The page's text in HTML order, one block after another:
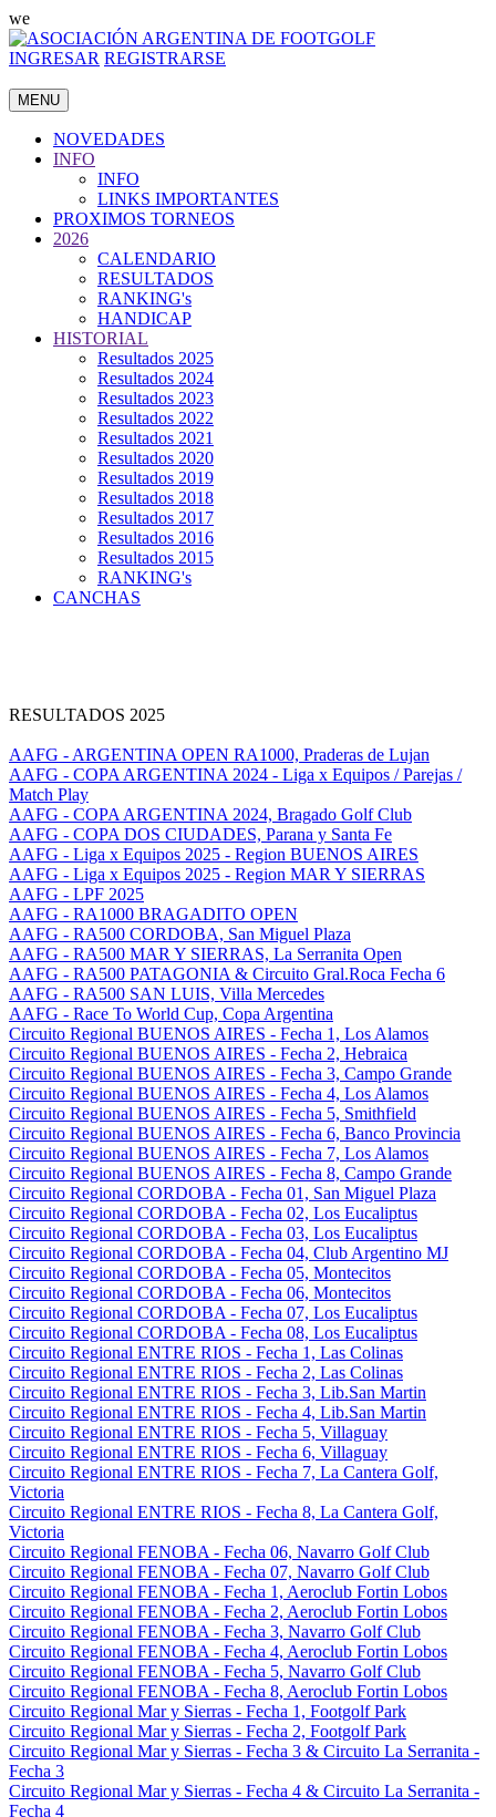
we
INGRESAR REGISTRARSE
MENU
NOVEDADES
INFO
INFO
LINKS IMPORTANTES
PROXIMOS TORNEOS
2026
CALENDARIO
RESULTADOS
RANKING's
HANDICAP
HISTORIAL
Resultados 2025
Resultados 2024
Resultados 2023
Resultados 2022
Resultados 2021
Resultados 2020
Resultados 2019
Resultados 2018
Resultados 2017
Resultados 2016
Resultados 2015
RANKING's
CANCHAS
RESULTADOS 2025
AAFG - ARGENTINA OPEN RA1000, Praderas de Lujan
AAFG - COPA ARGENTINA 2024 - Liga x Equipos / Parejas /
Match Play
AAFG - COPA ARGENTINA 2024, Bragado Golf Club
AAFG - COPA DOS CIUDADES, Parana y Santa Fe
AAFG - Liga x Equipos 2025 - Region BUENOS AIRES
AAFG - Liga x Equipos 2025 - Region MAR Y SIERRAS
AAFG - LPF 2025
AAFG - RA1000 BRAGADITO OPEN
AAFG - RA500 CORDOBA, San Miguel Plaza
AAFG - RA500 MAR Y SIERRAS, La Serranita Open
AAFG - RA500 PATAGONIA & Circuito Gral.Roca Fecha 6
AAFG - RA500 SAN LUIS, Villa Mercedes
AAFG - Race To World Cup, Copa Argentina
Circuito Regional BUENOS AIRES - Fecha 1, Los Alamos
Circuito Regional BUENOS AIRES - Fecha 2, Hebraica
Circuito Regional BUENOS AIRES - Fecha 3, Campo Grande
Circuito Regional BUENOS AIRES - Fecha 4, Los Alamos
Circuito Regional BUENOS AIRES - Fecha 5, Smithfield
Circuito Regional BUENOS AIRES - Fecha 6, Banco Provincia
Circuito Regional BUENOS AIRES - Fecha 7, Los Alamos
Circuito Regional BUENOS AIRES - Fecha 8, Campo Grande
Circuito Regional CORDOBA - Fecha 01, San Miguel Plaza
Circuito Regional CORDOBA - Fecha 02, Los Eucaliptus
Circuito Regional CORDOBA - Fecha 03, Los Eucaliptus
Circuito Regional CORDOBA - Fecha 04, Club Argentino MJ
Circuito Regional CORDOBA - Fecha 05, Montecitos
Circuito Regional CORDOBA - Fecha 06, Montecitos
Circuito Regional CORDOBA - Fecha 07, Los Eucaliptus
Circuito Regional CORDOBA - Fecha 08, Los Eucaliptus
Circuito Regional ENTRE RIOS - Fecha 1, Las Colinas
Circuito Regional ENTRE RIOS - Fecha 2, Las Colinas
Circuito Regional ENTRE RIOS - Fecha 3, Lib.San Martin
Circuito Regional ENTRE RIOS - Fecha 4, Lib.San Martin
Circuito Regional ENTRE RIOS - Fecha 5, Villaguay
Circuito Regional ENTRE RIOS - Fecha 6, Villaguay
Circuito Regional ENTRE RIOS - Fecha 7, La Cantera Golf,
Victoria
Circuito Regional ENTRE RIOS - Fecha 8, La Cantera Golf,
Victoria
Circuito Regional FENOBA - Fecha 06, Navarro Golf Club
Circuito Regional FENOBA - Fecha 07, Navarro Golf Club
Circuito Regional FENOBA - Fecha 1, Aeroclub Fortin Lobos
Circuito Regional FENOBA - Fecha 2, Aeroclub Fortin Lobos
Circuito Regional FENOBA - Fecha 3, Navarro Golf Club
Circuito Regional FENOBA - Fecha 4, Aeroclub Fortin Lobos
Circuito Regional FENOBA - Fecha 5, Navarro Golf Club
Circuito Regional FENOBA - Fecha 8, Aeroclub Fortin Lobos
Circuito Regional Mar y Sierras - Fecha 1, Footgolf Park
Circuito Regional Mar y Sierras - Fecha 2, Footgolf Park
Circuito Regional Mar y Sierras - Fecha 3 & Circuito La Serranita -
Fecha 3
Circuito Regional Mar y Sierras - Fecha 4 & Circuito La Serranita -
Fecha 4